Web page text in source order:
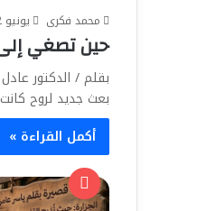
محمد فكرى يونيو 2, 2026
حين تصغي
بقلم / الدكتور
بعث جديد لروح
أكمل القراءة »